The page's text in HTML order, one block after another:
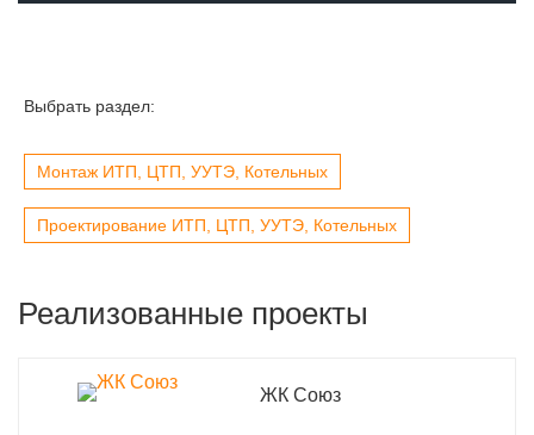
Выбрать раздел:
Монтаж ИТП, ЦТП, УУТЭ, Котельных
Проектирование ИТП, ЦТП, УУТЭ, Котельных
Реализованные проекты
ЖК Союз